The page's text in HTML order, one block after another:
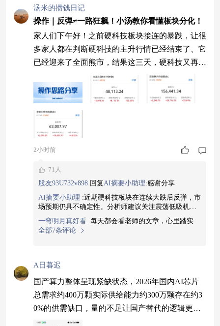
汤米的攒钱日记
操作｜反弹≠一路狂飙！小汤教你看懂板块分化！
家人们下午好！之前硬科技板块接连的暴跌，让很
多家人都在判断硬科技的主升行情已经结束了、它
已经迎来了全面熊市，结果这三天，硬科技又再次
拐头向上，强势上涨。可能有的家人在低吸之后的
这两天都已经做到了反亏为盈，有的家人可能之前
跌的太厉害，被套牢盘套的比较严重，现在还处在
成本亏损的状态，迫切的想要去追涨摊平成本，但
是小汤想告诉家人们的是，我们不能因为板块可能
只会
2小时前
71人
股友93U732v898 回复AI摘要小助理:感谢分享
AI摘要小助理 :近期硬科技板块在连续大跌后反弹，市
场预期仍具不确定性。分析师建议关注震荡低吸机
会，避免高位追涨。各细分板块表现分化，半导体、
机器人和电池领域呈现不同的上涨及回调态势。短期
需要谨慎操作，更多热点机会仍需深入跟踪分析。本
一弯明月真好看 :每天都会看老师的文章，心里踏实
全部7条评论
A日暮迟
国产算力整体呈现紧缺状态，2026年国内AI芯片
总需求约400万颗实际供给能力约300万颗存在约3
0%的供需缺口，量的不足让国产替代的逻辑更加
坚实。$中欧产业领航混合C$（019160）就是这样